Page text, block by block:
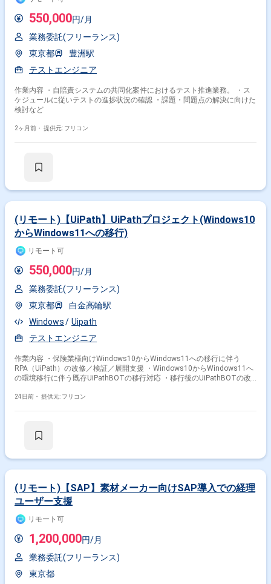
550,000円/月
業務委託(フリーランス)
東京都
豊洲駅
テストエンジニア
作業内容 ・自賠責システムの共同化案件におけるテスト推進業務。 ・ス
ケジュールに従いテストの進捗状況の確認 ・課題・問題点の解決に向けた
検討など
2ヶ月前・ 提供元: フリコン
(リモート)【UiPath】UiPathプロジェクト(Windows10
からWindows11への移行)
リモート可
550,000円/月
業務委託(フリーランス)
東京都
白金高輪駅
Windows
Uipath
テストエンジニア
作業内容 ・保険業様向けWindows10からWindows11への移行に伴う
RPA（UiPath）の改修／検証／展開支援 ・Windows10からWindows11へ
の環境移行に伴う既存UiPathBOTの移行対応 ・移行後のUiPathBOTの改
の実施 ・テスト工程における支援 ・各環境（開発／テスト／本番）向け
24日前・ 提供元: フリコン
(リモート)【SAP】素材メーカー向けSAP導入での経理
ユーザー支援
リモート可
1,200,000円/月
業務委託(フリーランス)
東京都
その他開発言語・スキルから探す
Java SQL Linux
AWS
JavaScript
インフラエンジニア QAエンジニア
テスター
PMO